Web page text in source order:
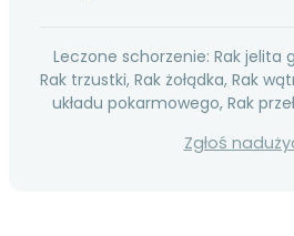
Leczone schorzenie: Rak jelita
Rak trzustki, Rak żołądka, Rak
układu pokarmowego, Rak
Zgłoś